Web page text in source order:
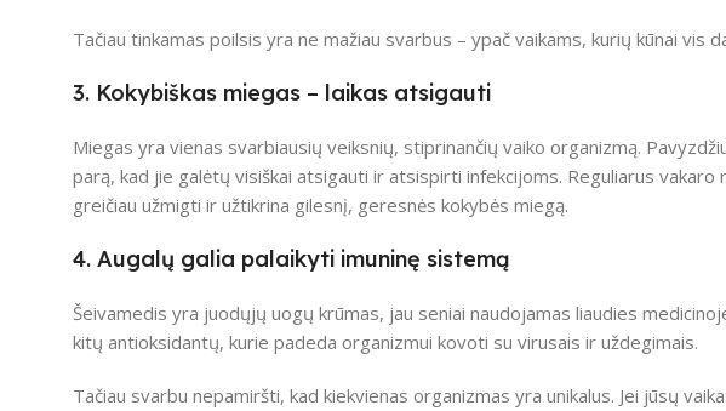
Tačiau tinkamas poilsis yra ne mažiau svarbus – ypač vaikams, kurių kūnai vis
3. Kokybiškas miegas – laikas atsigauti
Miegas yra vienas svarbiausių veiksnių, stiprinančių vaiko organizmą.
parą, kad jie galėtų visiškai atsigauti ir atsispirti infekcijoms. Reguliarus
greičiau užmigti ir užtikrina gilesnį, geresnės kokybės miegą.
4. Augalų galia palaikyti imuninę sistemą
Šeivamedis yra juodųjų uogų krūmas, jau seniai naudojamas liaudies
kitų antioksidantų, kurie padeda organizmui kovoti su virusais ir uždegimais.
Tačiau svarbu nepamiršti, kad kiekvienas organizmas yra unikalus. Jei jūsų